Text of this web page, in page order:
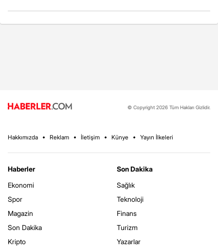
© Copyright 2026 Tüm Hakları Gizlidir.
Hakkımızda Reklam İletişim Künye Yayın İlkeleri
Haberler
Ekonomi
Spor
Magazin
Son Dakika
Kripto
Son Dakika
Sağlık
Teknoloji
Finans
Turizm
Yazarlar